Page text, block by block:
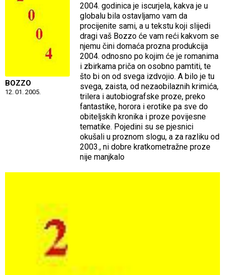
BOZZO
12. 01. 2005.
2004. godinica je iscurjela, kakva je u
globalu bila ostavljamo vam da
procijenite sami, a u tekstu koji slijedi
dragi vaš Bozzo će vam reći kakvom se
njemu čini domaća prozna produkcija
2004. odnosno po kojim će je romanima
i zbirkama priča on osobno pamtiti, te
što bi on od svega izdvojio. A bilo je tu
svega, zaista, od nezaobilaznih krimića,
trilera i autobiografske proze, preko
fantastike, horora i erotike pa sve do
obiteljskih kronika i proze povijesne
tematike. Pojedini su se pjesnici
okušali u proznom slogu, a za razliku od
2003., ni dobre kratkometražne proze
nije manjkalo